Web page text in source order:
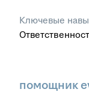
Ключевые
помощник